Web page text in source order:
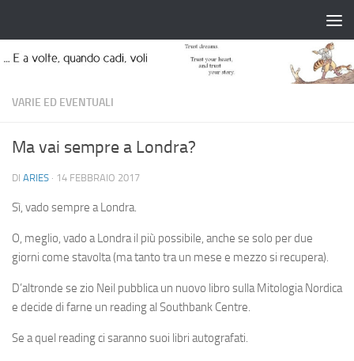
VARIE ED EVENTUALI
Ma vai sempre a Londra?
DI ARIES · 14 FEBBRAIO 2017
Sì, vado sempre a Londra.
O, meglio, vado a Londra il più possibile, anche se solo per due
giorni come stavolta (ma tanto tra un mese e mezzo si recupera).
D’altronde se zio Neil pubblica un nuovo libro sulla Mitologia Nordica
e decide di farne un reading al Southbank Centre.
Se a quel reading ci saranno suoi libri autografati.